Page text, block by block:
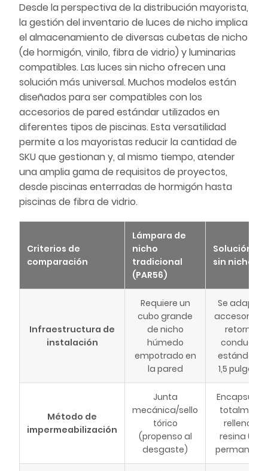
Desde la perspectiva de la distribución mayorista,
la gestión del inventario de luces de nicho implica
el almacenamiento de diversas cubetas de nicho
(de hormigón, vinilo, fibra de vidrio) y luminarias
compatibles. Las luces sin nicho ofrecen una
solución más universal. Muchos modelos están
diseñados para ser compatibles con los
accesorios de pared estándar utilizados en
diferentes tipos de piscinas. Esta versatilidad
permite a los mayoristas reducir la cantidad de
SKU que gestionan y, al mismo tiempo, atender
una amplia gama de requisitos de proyectos,
desde piscinas enterradas de hormigón hasta
piscinas de fibra de vidrio.
Criterios de
comparación
Lámpara de
nicho
tradicional
(PAR56)
Solución
sin nicho
Infraestructura de
instalación
Requiere un
cubo grande
de nicho
húmedo
empotrado en
la pared
Se adapta
accesorios
retorno o
conductos
estándar
1,5
Método de
impermeabilización
Junta
mecánica/sello
tórico
(propenso al
desgaste)
totalmente
relleno de
resina (IP68